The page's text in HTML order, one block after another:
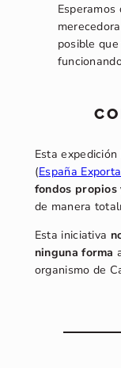
posible
Esta expedición
(España
fondos propios
de manera
Esta iniciativa
ninguna forma
organismo de